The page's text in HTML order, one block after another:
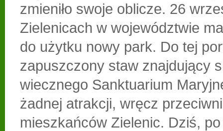
zmieniło swoje oblicze. 26
Zielenicach w województwie
do użytku nowy park. Do tej
zapuszczony staw znajdujący
wiecznego Sanktuarium
żadnej atrakcji, wręcz
mieszkańców Zielenic. Dziś,